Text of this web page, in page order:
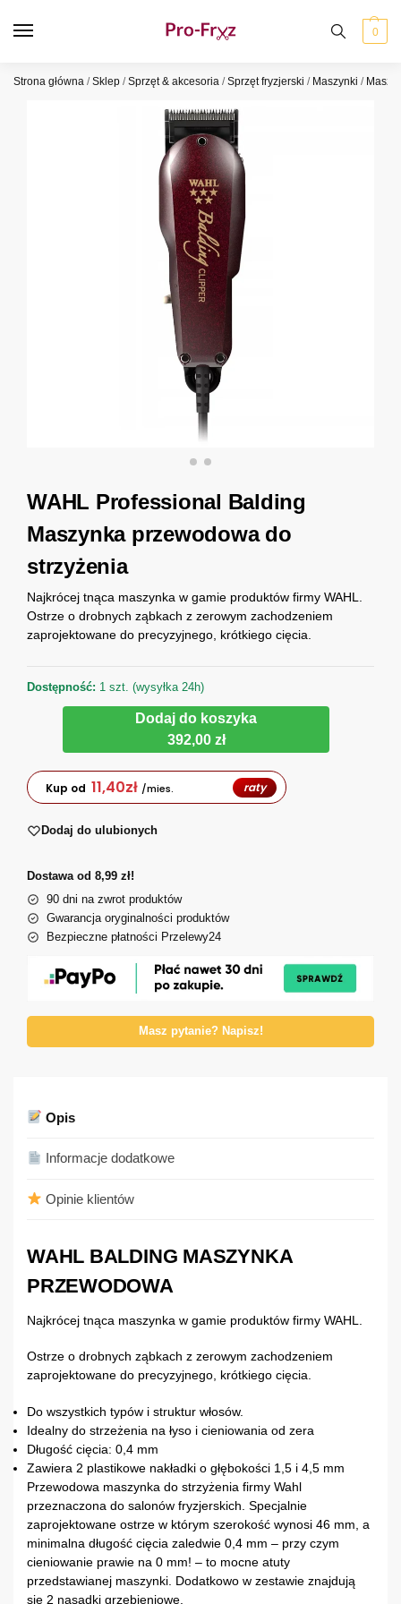
0
Strona główna /Sklep /Sprzęt & akcesoria /Sprzęt fryzjerski / Maszynki /
WAHL Professional Balding
Maszynka przewodowa do
strzyżenia
Najkrócej tnąca maszynka w gamie produktów firmy WAHL.
Ostrze o drobnych ząbkach z zerowym zachodzeniem
zaprojektowane do precyzyjnego, krótkiego cięcia.
Dostępność: 1 szt. (wysyłka 24h)
Dodaj do koszyka
392,00 zł
Kup od 11,40zł /mies. raty
Dodaj do ulubionych
Dostawa od 8,99 zł!
90 dni na zwrot produktów
Gwarancja oryginalności produktów
Bezpieczne płatności Przelewy24
Masz pytanie? Napisz!
Opis
Informacje dodatkowe
Opinie klientów
WAHL BALDING MASZYNKA
PRZEWODOWA
Najkrócej tnąca maszynka w gamie produktów firmy WAHL.
Ostrze o drobnych ząbkach z zerowym zachodzeniem
zaprojektowane do precyzyjnego, krótkiego cięcia.
Do wszystkich typów i struktur włosów.
Idealny do strzeżenia na łyso i cieniowania od zera
Długość cięcia: 0,4 mm
Zawiera 2 plastikowe nakładki o głębokości 1,5 i 4,5 mm
Przewodowa maszynka do strzyżenia firmy Wahl
przeznaczona do salonów fryzjerskich. Specjalnie
zaprojektowane ostrze w którym szerokość wynosi 46 mm, a
minimalna długość cięcia zaledwie 0,4 mm – przy czym
cieniowanie prawie na 0 mm! – to mocne atuty
przedstawianej maszynki. Dodatkowo w zestawie znajdują
się 2 nasadki grzebieniowe.